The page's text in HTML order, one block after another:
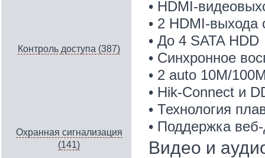
Контроль доступа (387)
Охранная сигнализация
(141)
• HDMI-
• 2 HDMI-
• До 4 SATA HDD
• Синхронное
• 2 auto 10M/
• Hik-Connect и
• Технология
• Поддержка
Видео и